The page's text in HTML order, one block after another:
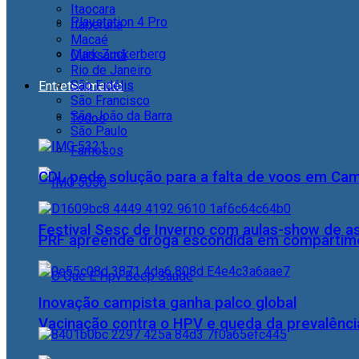
Playstation 4 Pro
Mark Zuckerberg
Entretenimento
Todos
Famosos
Festival Sesc de Inverno com aulas-show de
Vacinação contra o HPV e queda da
Itaocara
Itaperuna
Macaé
Quissamã
Rio de Janeiro
São Fidélis
São Francisco
São João da Barra
São Paulo
CDL pede solução para a falta de voos em
PRF apreende droga escondida em
Inovação campista ganha palco global